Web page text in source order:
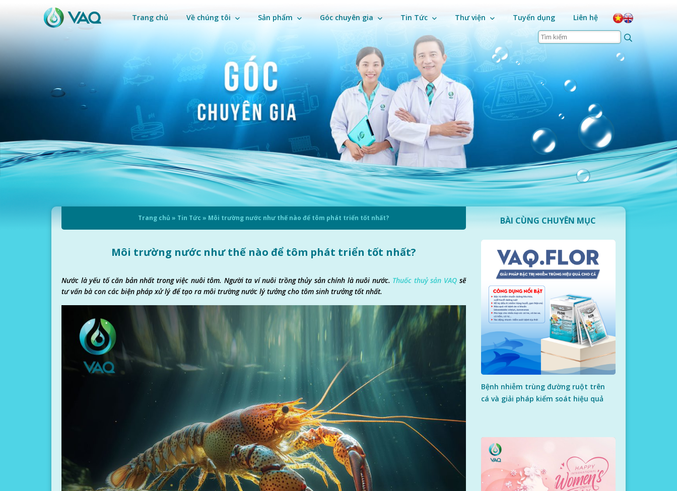
Trang chủ Về chúng tôi Sản phẩm Góc chuyên gia Tin Tức Thư viện Tuyển dụng Liên hệ
Trang chủ » Tin Tức » Môi trường nước như thế nào để tôm phát triển tốt nhất?
Môi trường nước như thế nào để tôm phát triển tốt nhất?
Nước là yếu tố căn bản nhất trong việc nuôi tôm. Người ta ví nuôi trồng thủy sản chính là nuôi nước. Thuốc thuỷ sản VAQ sẽ
tư vấn bà con các biện pháp xử lý để tạo ra môi trường nước lý tưởng cho tôm sinh trưởng tốt nhất.
BÀI CÙNG CHUYÊN MỤC
Bệnh nhiễm trùng đường ruột trên
cá và giải pháp kiểm soát hiệu quả